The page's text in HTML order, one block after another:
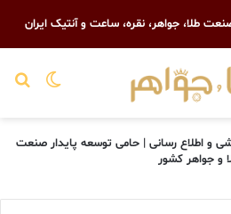
طلا، جواهر، نقره، ساعت و آنتیک ایران
تغییر
و اطلاع رسانی | حامی توسعه پایدار صنعت
و جواهر کشور